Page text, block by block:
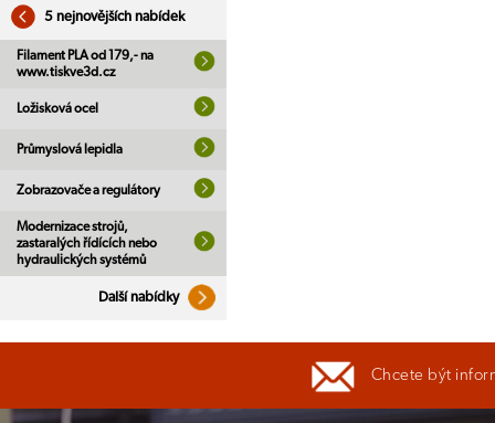
5 nejnovějších nabídek
Filament PLA od 179,- na
www.tiskve3d.cz
Ložisková ocel
Průmyslová lepidla
Zobrazovače a regulátory
Modernizace strojů,
zastaralých řídících nebo
hydraulických systémů
Další nabídky
Chcete být